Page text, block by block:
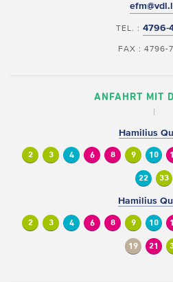
TEL. : 4796-
FAX : 4796-
ANFAHRT MIT
Hamilius
2 3 4 6 8 9 10
22 33
Hamilius
2 3 4 6 8 9 10
19 21